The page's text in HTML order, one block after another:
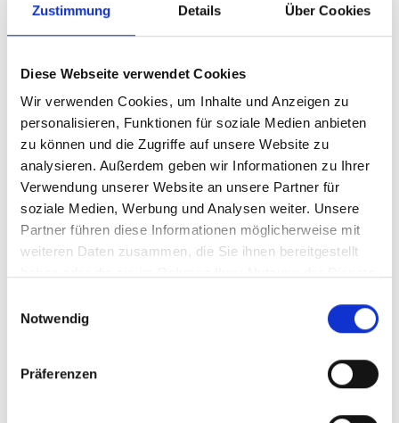
Zustimmung Details Über Cookies
Diese Webseite verwendet Cookies
Wir verwenden Cookies, um Inhalte und Anzeigen zu
personalisieren, Funktionen für soziale Medien anbieten
zu können und die Zugriffe auf unsere Website zu
analysieren. Außerdem geben wir Informationen zu Ihrer
Verwendung unserer Website an unsere Partner für
soziale Medien, Werbung und Analysen weiter. Unsere
Partner führen diese Informationen möglicherweise mit
weiteren Daten zusammen, die Sie ihnen bereitgestellt
Notwendig
Präferenzen
Ohne den Inhalt des Briefumschlags beweisen zu
können, kann eine Schutzbehauptung des
Kündigungsschreiben nie erhalten zu haben, nicht
widerlegt werden.
Das Versenden von Kündigungserklärungen auf
dem herkömmlichen Postweg ist ungeeignet und
birgt erhebliche Risiken.
Die Wahl eines Botendienstes oder eines
Kurierdienstes sollte sorgfältig getroffen werden,
da die Qualität des Zustellungsprozesses von
erheblicher Bedeutung für die Rechtswirksamkeit
ist.
Über Botenzustellung.Legal und SecuTrans